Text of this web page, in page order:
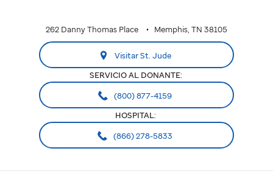
262 Danny Thomas Place Memphis, TN 38105
Visitar St. Jude
SERVICIO AL DONANTE:
(800) 877-4159
HOSPITAL:
(866) 278-5833